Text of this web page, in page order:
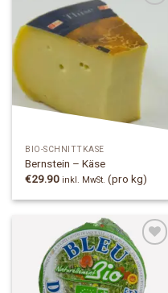
Add to
Wishlist
BIO-SCHNITTKÄSE
Bernstein – Käse
€29.90 inkl. MwSt. (pro kg)
Add to